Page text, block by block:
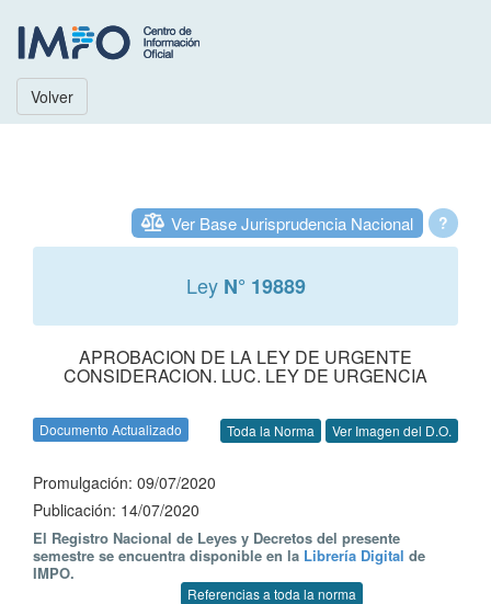
Volver
?
Ver Base Jurisprudencia Nacional
Ley N° 19889
APROBACION DE LA LEY DE URGENTE
CONSIDERACION. LUC. LEY DE URGENCIA
Documento Actualizado Toda la Norma Ver Imagen del D.O.
Promulgación: 09/07/2020
Publicación: 14/07/2020
El Registro Nacional de Leyes y Decretos del presente
semestre se encuentra disponible en la Librería Digital de
IMPO.
Referencias a toda la norma